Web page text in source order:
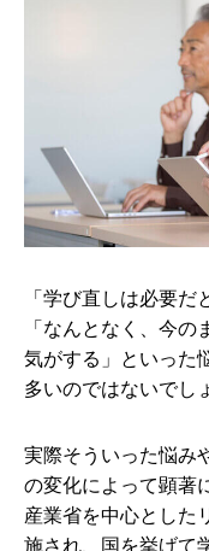
「学び直しは必要だ
「なんとなく、今
気がする」といった
多いのではないでし
実際そういった悩み
の変化によって顕著
産業省を中心とした
施され、国を挙げて